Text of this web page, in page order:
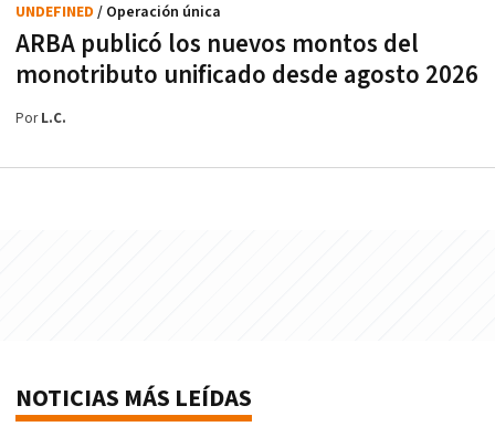
ARBA publicó los nuevos montos del
monotributo unificado desde agosto 2026
UNDEFINED / Operación única
PorL.C.
NOTICIAS MÁS LEÍDAS